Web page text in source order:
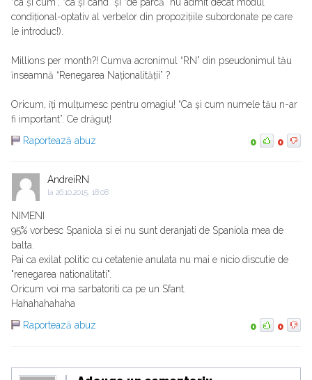
“ca și cum”, “ca și când” și “de parcă” nu admit decât modul
condițional-optativ al verbelor din propozițiile subordonate pe care
le introduc!).
Millions per month?! Cumva acronimul “RN” din pseudonimul tău
ȋnseamnă “Renegarea Naționalității” ?
Oricum, ȋți mulțumesc pentru omagiu! “Ca și cum numele tău n-ar
fi important”. Ce drăguț!
Raportează abuz
0 0
AndreiRN
la 26.10.2015, 18:08
NIMENI
95% vorbesc Spaniola si ei nu sunt deranjati de Spaniola mea de
balta.
Pai ca exilat politic cu cetatenie anulata nu mai e nicio discutie de
"renegarea nationalitati".
Oricum voi ma sarbatoriti ca pe un Sfant.
Hahahahahaha
Raportează abuz
0 0